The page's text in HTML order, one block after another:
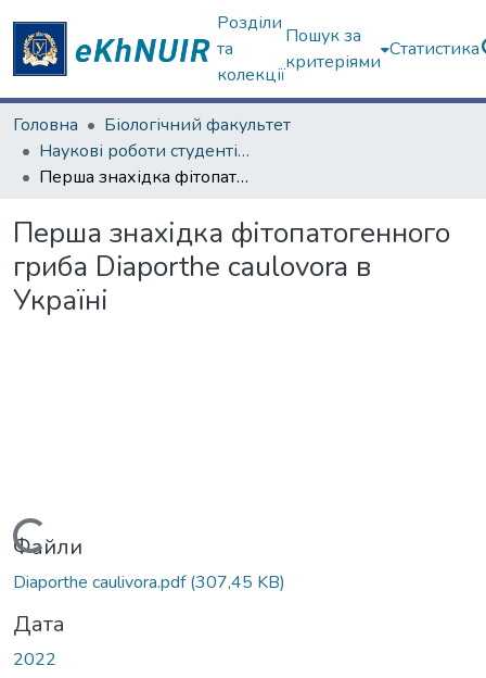
Розділи
та
колекції
Пошук за
критеріями
Статистика
Головна
Біологічний факультет
Наукові роботи студентів та аспірантів. Біологічний факультет
Перша знахідка фітопатогенного гриба Diaporthe caulovora в Україні
Перша знахідка фітопатогенного
гриба Diaporthe caulovora в
Україні
Вантажиться...
Файли
Diaporthe caulivora.pdf(307,45 KB)
Дата
2022